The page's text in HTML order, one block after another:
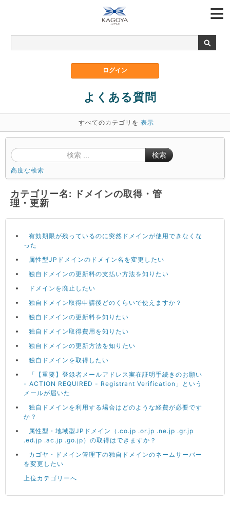
よくある質問
すべてのカテゴリを 表示
検索
高度な検索
カテゴリー名: ドメインの取得・管
理・更新
有効期限が残っているのに突然ドメインが使用できなくな
った
属性型JPドメインのドメイン名を変更したい
独自ドメインの更新料の支払い方法を知りたい
ドメインを廃止したい
独自ドメイン取得申請後どのくらいで使えますか？
独自ドメインの更新料を知りたい
独自ドメイン取得費用を知りたい
独自ドメインの更新方法を知りたい
独自ドメインを取得したい
「【重要】登録者メールアドレス実在証明手続きのお願い
- ACTION REQUIRED - Registrant Verification」という
メールが届いた
独自ドメインを利用する場合はどのような経費が必要です
か？
属性型・地域型JPドメイン（.co.jp .or.jp .ne.jp .gr.jp
.ed.jp .ac.jp .go.jp）の取得はできますか？
カゴヤ・ドメイン管理下の独自ドメインのネームサーバー
を変更したい
上位カテゴリーへ